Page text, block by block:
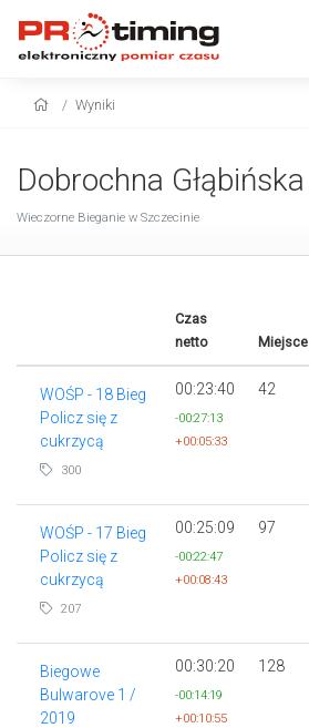
Wyniki
Dobrochna Głąbińska
Wieczorne Bieganie w Szczecinie
Czas
netto
Miejsce
WOŚP - 18 Bieg
Policz się z
cukrzycą
300
00:23:40
-00:27:13
+00:05:33
42
WOŚP - 17 Bieg
Policz się z
cukrzycą
207
00:25:09
-00:22:47
+00:08:43
97
Biegowe
Bulwarove 1 /
2019
00:30:20
-00:14:19
+00:10:55
128